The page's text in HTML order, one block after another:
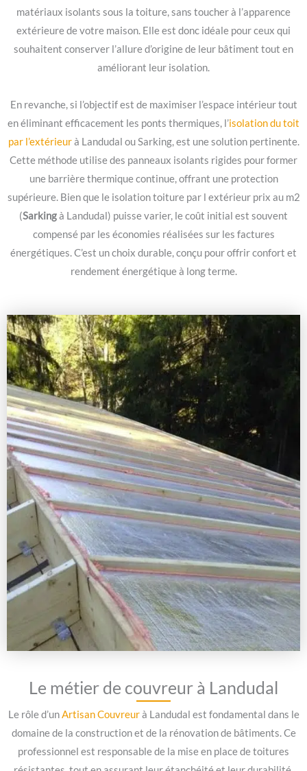
matériaux isolants sous la toiture, sans toucher à l’apparence
extérieure de votre maison. Elle est donc idéale pour ceux qui
souhaitent conserver l’allure d’origine de leur bâtiment tout en
améliorant leur isolation.
En revanche, si l’objectif est de maximiser l’espace intérieur tout
en éliminant efficacement les ponts thermiques, l’isolation du toit
par l’extérieurà Landudal ou Sarking, est une solution pertinente.
Cette méthode utilise des panneaux isolants rigides pour former
une barrière thermique continue, offrant une protection
supérieure. Bien que le isolation toiture par l extérieur prix au m2
(Sarkingà Landudal) puisse varier, le coût initial est souvent
compensé par les économies réalisées sur les factures
énergétiques. C’est un choix durable, conçu pour offrir confort et
rendement énergétique à long terme.
Le métier de couvreur à Landudal
Le rôle d’unArtisan Couvreurà Landudal est fondamental dans le
domaine de la construction et de la rénovation de bâtiments. Ce
professionnel est responsable de la mise en place de toitures